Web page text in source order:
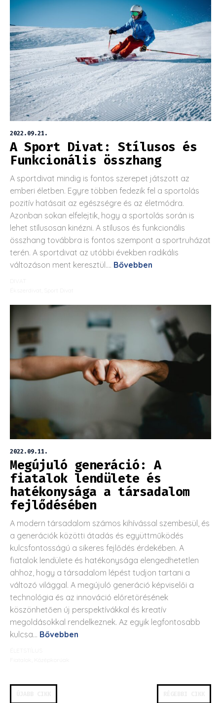
2022.09.21.
A Sport Divat: Stílusos és
Funkcionális összhang
A sportdivat mindig is fontos szerepet játszott az
emberi életben. Egyre többen fedezik fel a sportolás
pozitív hatásait az egészségre és az életmódra.
Azonban sokan elfelejtik, hogy a sportolás során is
lehet stílusosan kinézni. A stílusos és funkcionális
összhang továbbra is fontos szempont a sportruházat
terén. A sportdivat az utóbbi években radikális
változáson ment keresztül.... Bővebben
2022.09.11.
Megújuló generáció: A
fiatalok lendülete és
hatékonysága a társadalom
fejlődésében
A modern társadalom számos kihívással szembesül, és
a generációk közötti átadás és együttműködés
kulcsfontosságú a sikeres fejlődés érdekében. A
fiatalok lendülete és hatékonysága elengedhetetlen
ahhoz, hogy a társadalom lépést tudjon tartani a
változó világgal. A megújuló generáció képviselői a
technológia és az innováció előretörésének
köszönhetően új perspektívákkal és kreatív
megoldásokkal rendelkeznek. Az egyik legfontosabb
kulcsa... Bővebben